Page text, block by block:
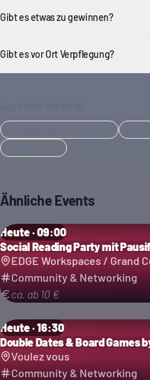
Gibt es etwas zu gewinnen?
Gibt es vor Ort Verpflegung?
Ähnliche Events
Heute · 09:00
Social Reading Party mit
EDGE Workspaces / Grand
Community & Networking
ca. ab 10 €
Heute · 16:30
Double Dates & Board Games
Voulez vous
Community & Networking